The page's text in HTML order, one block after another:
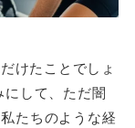
けたことでしょ
して、ただ闇
たちのような経